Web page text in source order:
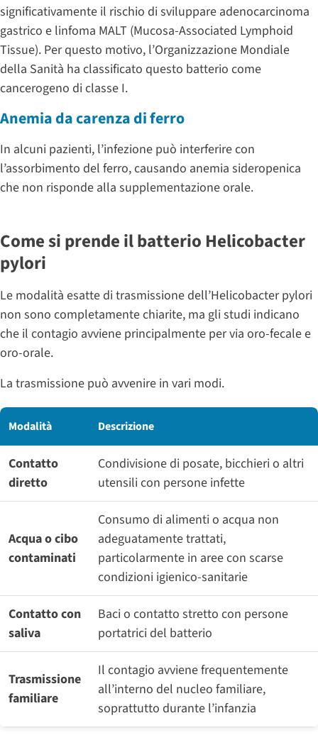
significativamente il rischio di sviluppare adenocarcinoma
gastrico e linfoma MALT (Mucosa-Associated Lymphoid
Tissue). Per questo motivo, l’Organizzazione Mondiale
della Sanità ha classificato questo batterio come
cancerogeno di classe I.
Anemia da carenza di ferro
In alcuni pazienti, l’infezione può interferire con
l’assorbimento del ferro, causando anemia sideropenica
che non risponde alla supplementazione orale.
Come si prende il batterio Helicobacter
pylori
Le modalità esatte di trasmissione dell’Helicobacter pylori
non sono completamente chiarite, ma gli studi indicano
che il contagio avviene principalmente per via oro-fecale e
oro-orale.
La trasmissione può avvenire in vari modi.
Modalità Descrizione
Contatto
diretto
Condivisione di posate, bicchieri o altri
utensili con persone infette
Acqua o cibo
contaminati
Consumo di alimenti o acqua non
adeguatamente trattati,
particolarmente in aree con scarse
condizioni igienico-sanitarie
Contatto con
saliva
Baci o contatto stretto con persone
portatrici del batterio
Trasmissione
familiare
Il contagio avviene frequentemente
all’interno del nucleo familiare,
soprattutto durante l’infanzia